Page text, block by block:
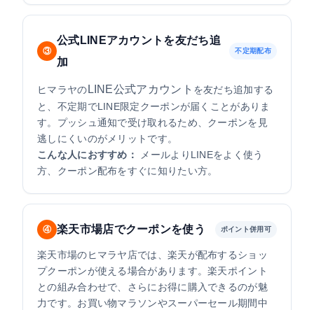
③
公式LINEアカウントを友だち追
加
不定期配布
ヒマラヤのLINE公式アカウント を友だち追加する
と、不定期でLINE限定クーポンが届くことがありま
す。プッシュ通知で受け取れるため、クーポンを見
逃しにくいのがメリットです。
こんな人におすすめ：
メールよりLINEをよく使う
方、クーポン配布をすぐに知りたい方。
④ 楽天市場店でクーポンを使う ポイント併用可
楽天市場のヒマラヤ店では、楽天が配布するショッ
プクーポンが使える場合があります。楽天ポイント
との組み合わせで、さらにお得に購入できるのが魅
力です。お買い物マラソンやスーパーセール期間中